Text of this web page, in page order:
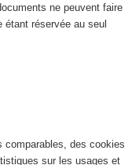
ne peuvent faire
étant réservée au seul
comparables, des cookies
sur les usages et